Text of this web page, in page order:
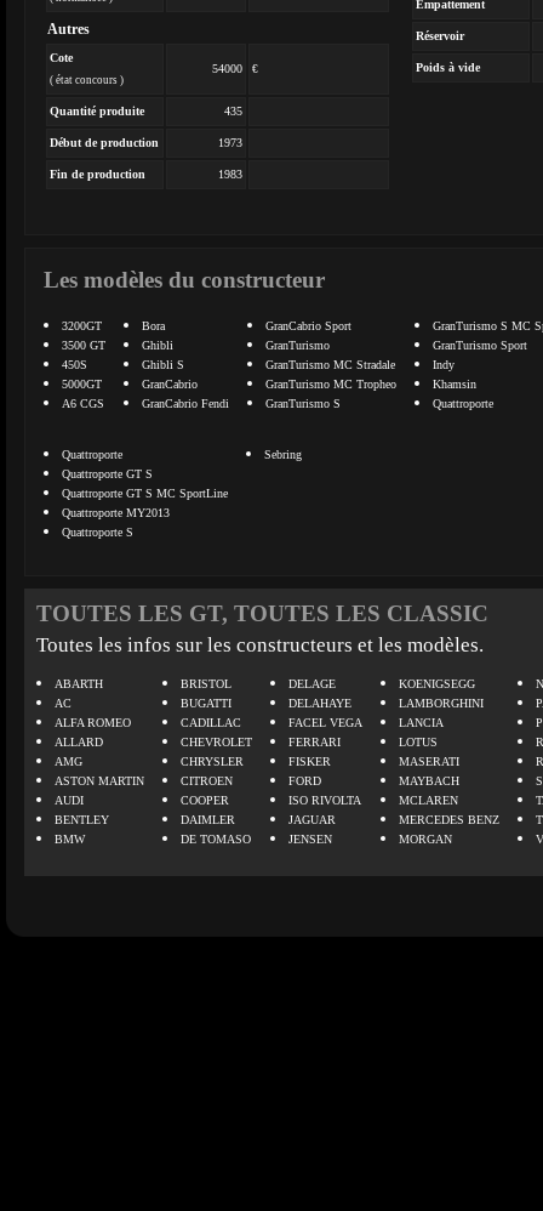
Autres
Cote
( état concours )
54000 €
Quantité produite 435
Début de production 1973
Fin de production 1983
Empattement
Réservoir
Poids à vide
Les modèles du constructeur
3200GT
3500 GT
450S
5000GT
A6 CGS
Bora
Ghibli
Ghibli S
GranCabrio
GranCabrio Fendi
GranCabrio Sport
GranTurismo
GranTurismo MC Stradale
GranTurismo MC Tropheo
GranTurismo S
GranTurismo S MC
GranTurismo Sport
Indy
Khamsin
Quattroporte
Quattroporte
Quattroporte GT S
Quattroporte GT S MC SportLine
Quattroporte MY2013
Quattroporte S
Sebring
TOUTES LES GT, TOUTES LES CLASSIC
Toutes les infos sur les constructeurs et les modèles.
ABARTH
AC
ALFA ROMEO
ALLARD
AMG
ASTON MARTIN
AUDI
BENTLEY
BMW
BRISTOL
BUGATTI
CADILLAC
CHEVROLET
CHRYSLER
CITROEN
COOPER
DAIMLER
DE TOMASO
DELAGE
DELAHAYE
FACEL VEGA
FERRARI
FISKER
FORD
ISO RIVOLTA
JAGUAR
JENSEN
KOENIGSEGG
LAMBORGHINI
LANCIA
LOTUS
MASERATI
MAYBACH
MCLAREN
MERCEDES BENZ
MORGAN